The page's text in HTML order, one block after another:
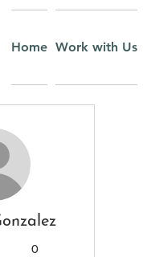
Home Work with Us
0